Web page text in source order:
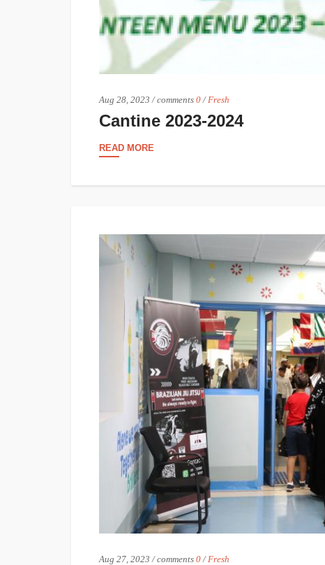
Aug 28, 2023 /comments 0/Fresh
Cantine 2023-2024
READ MORE
Aug 27, 2023 /comments 0 / Fresh